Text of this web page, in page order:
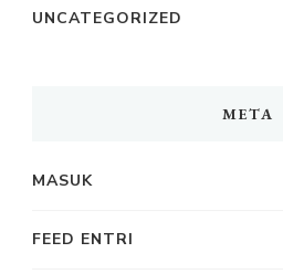
UNCATEGORIZED
META
MASUK
FEED ENTRI